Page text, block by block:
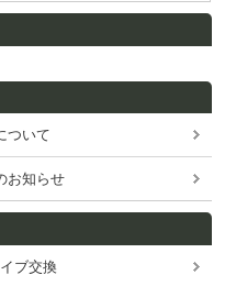
ついて
お知らせ
ブ交換